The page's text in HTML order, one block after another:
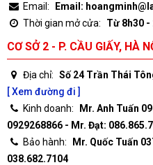
Email:
Email:
Thời gian mở cửa:
Từ 8h30 -
CƠ SỞ 2 - P. CẦU GIẤY, HÀ
Địa chỉ: Số 24 Trần Thái
[ Xem đường đi ]
Kinh doanh:
Mr. Anh Tuấn
0929268866 - Mr. Đạt:
Bảo hành:
Mr. Quốc Tuấn
038.682.7104